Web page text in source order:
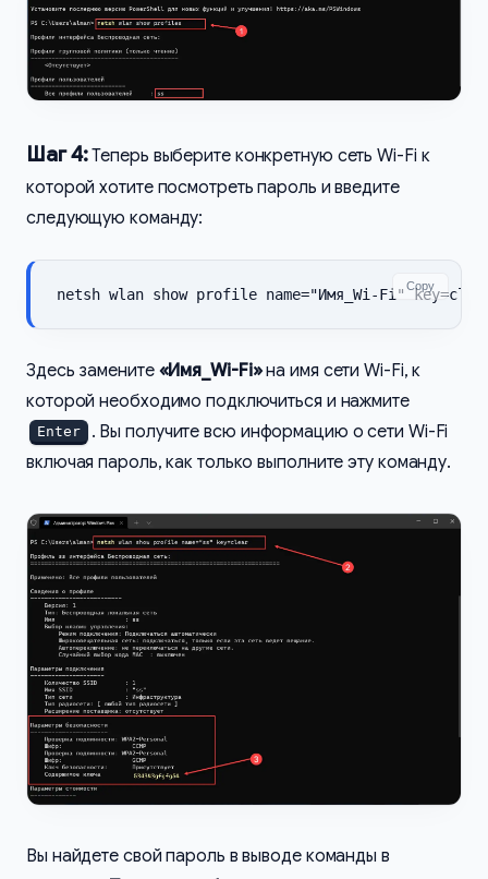
Шаг 4:Теперь выберите конкретную сеть Wi-Fi к
которой хотите посмотреть пароль и введите
следующую команду:
netsh wlan show profile name="Имя_Wi-Fi"Copy
Здесь замените «Имя_Wi-Fi»на имя сети Wi-Fi, к
которой необходимо подключиться и нажмите
Enter
. Вы получите всю информацию о сети Wi-Fi
включая пароль, как только выполните эту команду.
Вы найдете свой пароль в выводе команды в